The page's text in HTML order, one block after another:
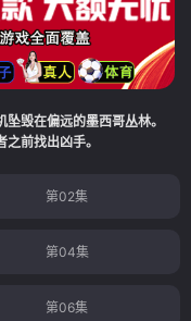
毁在偏远的墨西哥丛林。
前找出凶手。
第02集
第04集
第06集